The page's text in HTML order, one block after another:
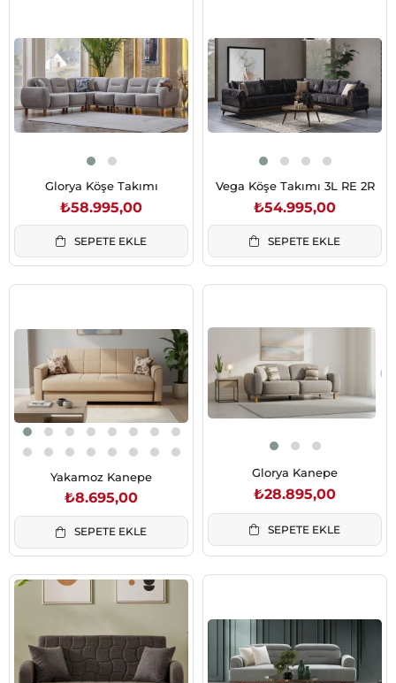
Glorya Köşe Takımı
₺58.995,00
SEPETE EKLE
Vega Köşe Takımı 3L RE 2R
₺54.995,00
SEPETE EKLE
Yakamoz Kanepe
₺8.695,00
SEPETE EKLE
Glorya Kanepe
₺28.895,00
SEPETE EKLE